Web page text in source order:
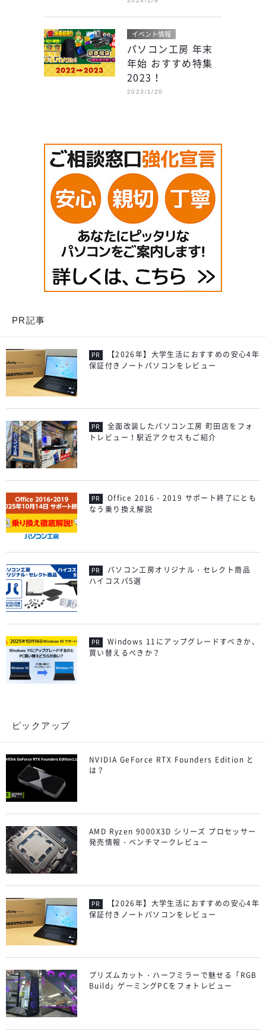
イベント情報
パソコン工房 年末
年始 おすすめ特集
2023！
2023/1/20
PR記事
【2026年】大学生活におすすめの安心4年
保証付きノートパソコンをレビュー
全面改装したパソコン工房 町田店をフォ
トレビュー！駅近アクセスもご紹介
Office 2016・2019 サポート終了にとも
なう乗り換え解説
パソコン工房オリジナル・セレクト商品
ハイコスパ5選
Windows 11にアップグレードすべきか、
買い替えるべきか？
ピックアップ
NVIDIA GeForce RTX Founders Edition と
は？
AMD Ryzen 9000X3D シリーズ プロセッサー
発売情報・ベンチマークレビュー
【2026年】大学生活におすすめの安心4年
保証付きノートパソコンをレビュー
プリズムカット・ハーフミラーで魅せる「RGB
Build」ゲーミングPCをフォトレビュー